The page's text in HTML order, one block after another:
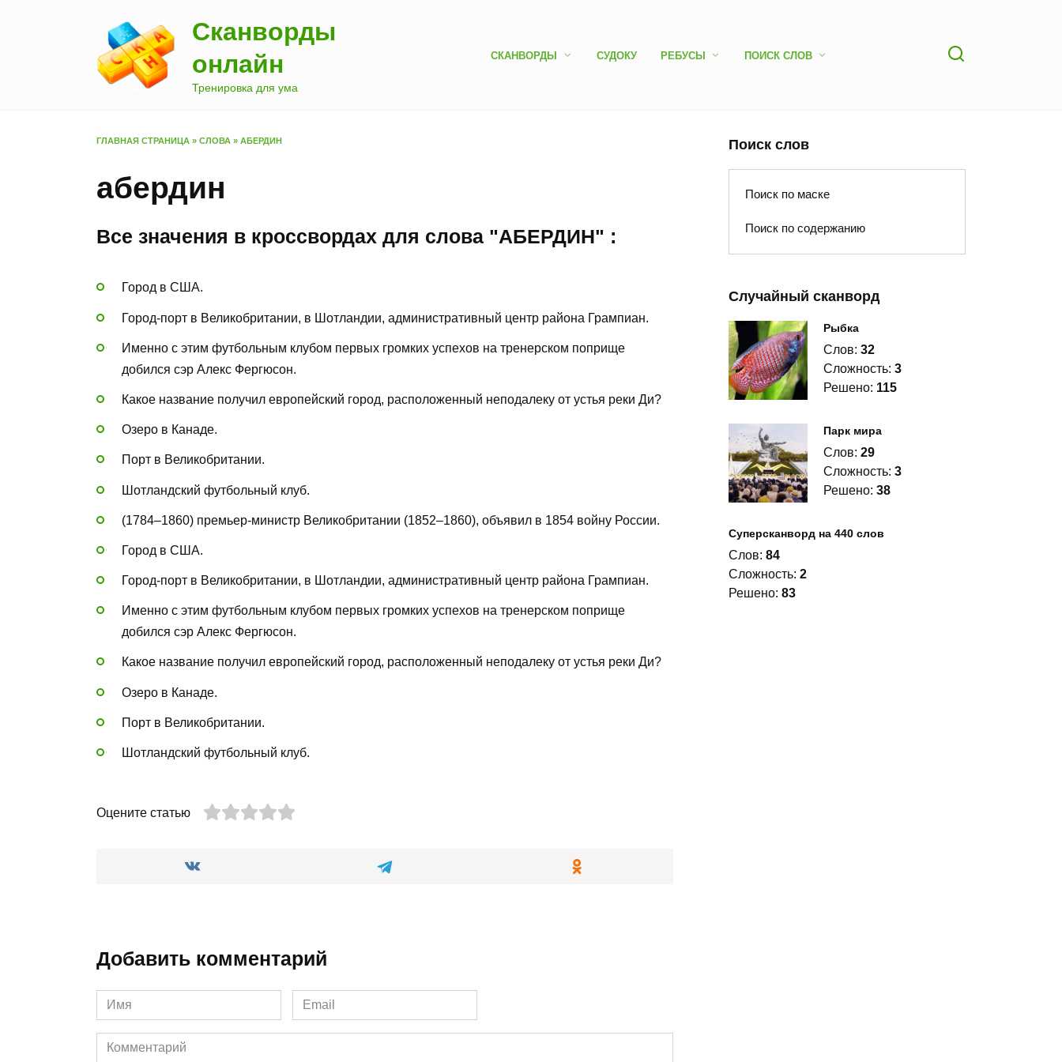
Сканворды
онлайн
Тренировка для ума
СКАНВОРДЫ СУДОКУ РЕБУСЫ ПОИСК СЛОВ
ГЛАВНАЯ СТРАНИЦА » СЛОВА » АБЕРДИН
абердин
Все значения в кроссвордах для слова "АБЕРДИН" :
Город в США.
Город-порт в Великобритании, в Шотландии, административный центр района Грампиан.
Именно с этим футбольным клубом первых громких успехов на тренерском поприще
добился сэр Алекс Фергюсон.
Какое название получил европейский город, расположенный неподалеку от устья реки Ди?
Озеро в Канаде.
Порт в Великобритании.
Шотландский футбольный клуб.
(1784–1860) премьер-министр Великобритании (1852–1860), объявил в 1854 войну России.
Город в США.
Город-порт в Великобритании, в Шотландии, административный центр района Грампиан.
Именно с этим футбольным клубом первых громких успехов на тренерском поприще
добился сэр Алекс Фергюсон.
Какое название получил европейский город, расположенный неподалеку от устья реки Ди?
Озеро в Канаде.
Порт в Великобритании.
Шотландский футбольный клуб.
Оцените статью
Добавить комментарий
Имя
*
Email
*
Комментарий
Поиск слов
Поиск по маске
Поиск по содержанию
Случайный сканворд
Рыбка
Слов: 32
Сложность: 3
Решено: 115
Парк мира
Слов: 29
Сложность: 3
Решено: 38
Суперсканворд на 440 слов
Слов: 84
Сложность: 2
Решено: 83